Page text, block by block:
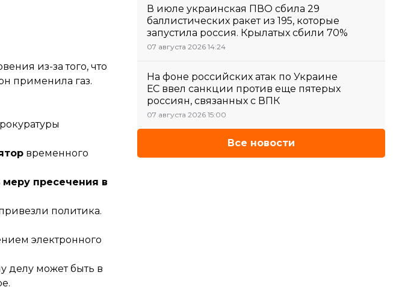
из-за того, что
применила газ.
временного
меру пресечения в
политика.
электронного
делу может быть в
В июле украинская ПВО сбила 29
баллистических ракет из 195, которые
запустила россия. Крылатых сбили 70%
07 августа 2026 14:24
На фоне российских атак по Украине
ЕС ввел санкции против еще пятерых
россиян, связанных с ВПК
07 августа 2026 15:00
Все новости